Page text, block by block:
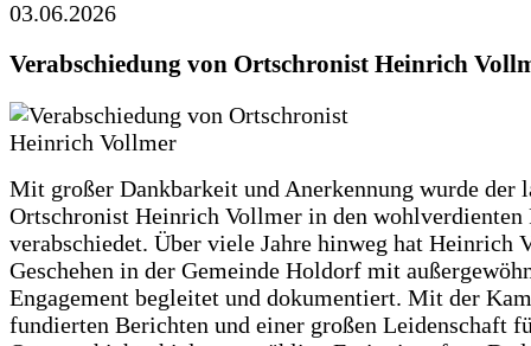
03.06.2026
Verabschiedung von Ortschronist Heinrich
Mit großer Dankbarkeit und Anerkennung wurde der
Ortschronist Heinrich Vollmer in den wohlverdienten
verabschiedet. Über viele Jahre hinweg hat Heinrich
Geschehen in der Gemeinde Holdorf mit
Engagement begleitet und dokumentiert. Mit der
fundierten Berichten und einer großen Leidenschaft